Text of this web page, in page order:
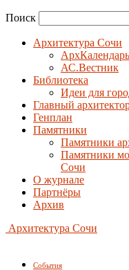
Поиск
Архитектура Сочи
АрхКалендарь
АС.Вестник
Библиотека
Идеи для
Главный
Генплан
Памятники
Памятники
Памятники
Сочи
О журнале
Партнёры
Архив
Архитектура Сочи
События